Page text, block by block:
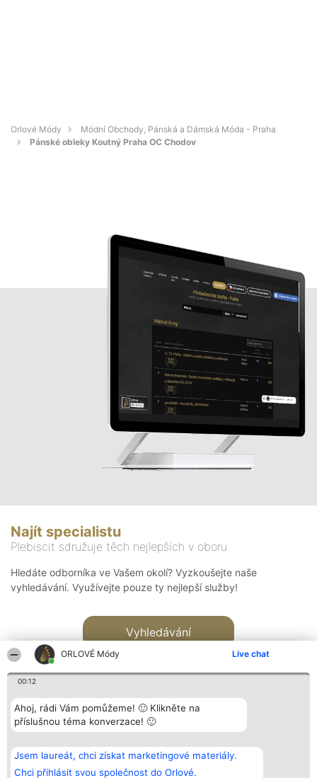
ORLOVÉ Módy Live chat
00:12
Ahoj, rádi Vám pomůžeme! 🙂 Klikněte na
příslušnou téma konverzace! 🙂
Jsem laureát, chci získat marketingové materiály.
Chci přihlásit svou společnost do Orlové.
Orlové Módy
Módní Obchody, Pánská a Dámská Móda - Praha
Pánské obleky Koutný Praha OC Chodov
Najít specialistu
Plebiscit sdružuje těch nejlepších v oboru
Hledáte odborníka ve Vašem okolí? Vyzkoušejte naše
vyhledávání. Využívejte pouze ty nejlepší služby!
Vyhledávání
Bright Side Solutions sp. z o.
o. sp. k.
ul. Ruska 22
Vítězové
Seznam všech
laureátů
Kontakt